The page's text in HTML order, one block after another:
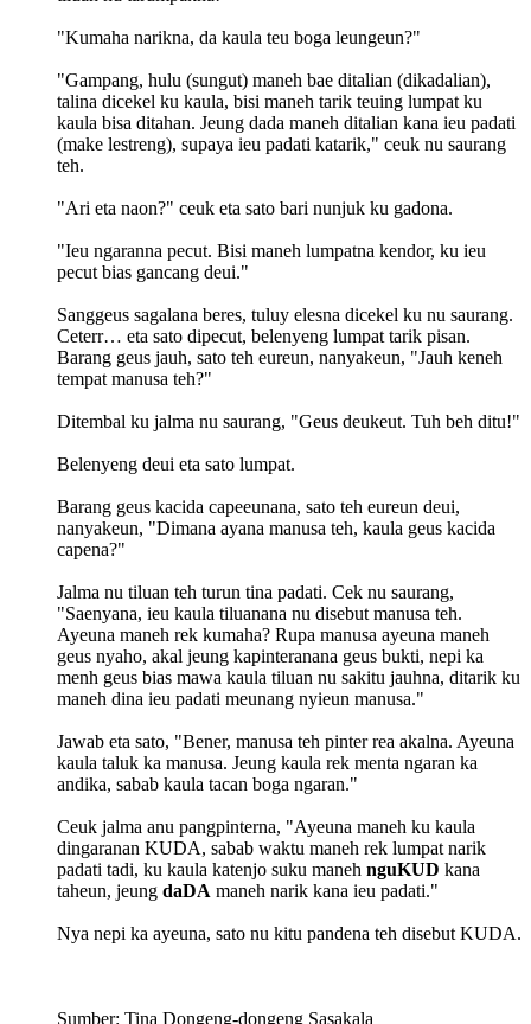
"Kumaha narikna, da kaula teu boga leungeun?"
"Gampang, hulu (sungut) maneh bae ditalian (dikadalian),
talina dicekel ku kaula, bisi maneh tarik teuing lumpat ku
kaula bisa ditahan. Jeung dada maneh ditalian kana ieu padati
(make lestreng), supaya ieu padati katarik," ceuk nu saurang
teh.
"Ari eta naon?" ceuk eta sato bari nunjuk ku gadona.
"Ieu ngaranna pecut. Bisi maneh lumpatna kendor, ku ieu
pecut bias gancang deui."
Sanggeus sagalana beres, tuluy elesna dicekel ku nu saurang.
Ceterr… eta sato dipecut, belenyeng lumpat tarik pisan.
Barang geus jauh, sato teh eureun, nanyakeun, "Jauh keneh
tempat manusa teh?"
Ditembal ku jalma nu saurang, "Geus deukeut. Tuh beh ditu!"
Belenyeng deui eta sato lumpat.
Barang geus kacida capeeunana, sato teh eureun deui,
nanyakeun, "Dimana ayana manusa teh, kaula geus kacida
capena?"
Jalma nu tiluan teh turun tina padati. Cek nu saurang,
"Saenyana, ieu kaula tiluanana nu disebut manusa teh.
Ayeuna maneh rek kumaha? Rupa manusa ayeuna maneh
geus nyaho, akal jeung kapinteranana geus bukti, nepi ka
menh geus bias mawa kaula tiluan nu sakitu jauhna, ditarik ku
maneh dina ieu padati meunang nyieun manusa."
Jawab eta sato, "Bener, manusa teh pinter rea akalna. Ayeuna
kaula taluk ka manusa. Jeung kaula rek menta ngaran ka
andika, sabab kaula tacan boga ngaran."
Ceuk jalma anu pangpinterna, "Ayeuna maneh ku kaula
dingaranan KUDA, sabab waktu maneh rek lumpat narik
padati tadi, ku kaula katenjo suku maneh nguKUD kana
taheun, jeung daDA maneh narik kana ieu padati."
Nya nepi ka ayeuna, sato nu kitu pandena teh disebut KUDA.
Sumber: Tina Dongeng-dongeng Sasakala